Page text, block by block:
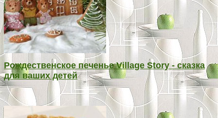
Рождественское печенье Village Story - сказка
для ваших детей